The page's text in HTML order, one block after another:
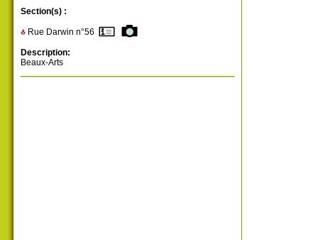
Section(s) :
Rue Darwin n°56
Description:
Beaux-Arts